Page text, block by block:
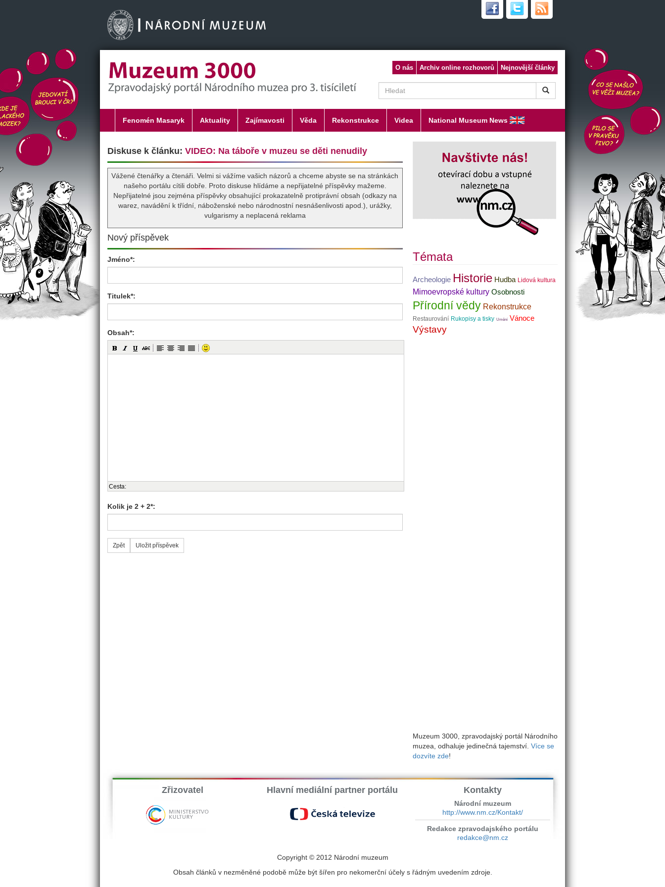
O nás Archiv online rozhovorů Nejnovější články
Fenomén Masaryk Aktuality Zajímavosti Věda Rekonstrukce Videa National Museum News
Diskuse k článku: VIDEO: Na táboře v muzeu se děti nenudily
Vážené čtenářky a čtenáři. Velmi si vážíme vašich názorů a chceme abyste se na stránkách
našeho portálu cítili dobře. Proto diskuse hlídáme a nepřijatelné příspěvky mažeme.
Nepřijatelné jsou zejména příspěvky obsahující prokazatelně protiprávní obsah (odkazy na
warez, navádění k třídní, náboženské nebo národnostní nesnášenlivosti apod.), urážky,
vulgarismy a neplacená reklama
Nový příspěvek
Jméno*:
Titulek*:
Obsah*:
Cesta:
Kolik je 2 + 2*:
Témata
Archeologie Historie Hudba Lidová kultura
Mimoevropské kultury Osobnosti
Přírodní vědy Rekonstrukce
Restaurování Rukopisy a tisky Umění Vánoce
Výstavy
Muzeum 3000, zpravodajský portál Národního
muzea, odhaluje jedinečná tajemství. Více se
dozvíte zde!
Zřizovatel Hlavní mediální partner portálu Kontakty
Národní muzeum
http://www.nm.cz/Kontakt/
Redakce zpravodajského portálu
redakce@nm.cz
Copyright © 2012 Národní muzeum
Obsah článků v nezměněné podobě může být šířen pro nekomerční účely s řádným uvedením zdroje.